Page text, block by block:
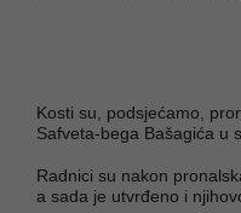
Kosti su, podsjećamo,
Safveta-bega Bašagića u
Radnici su nakon
a sada je utvrđeno i